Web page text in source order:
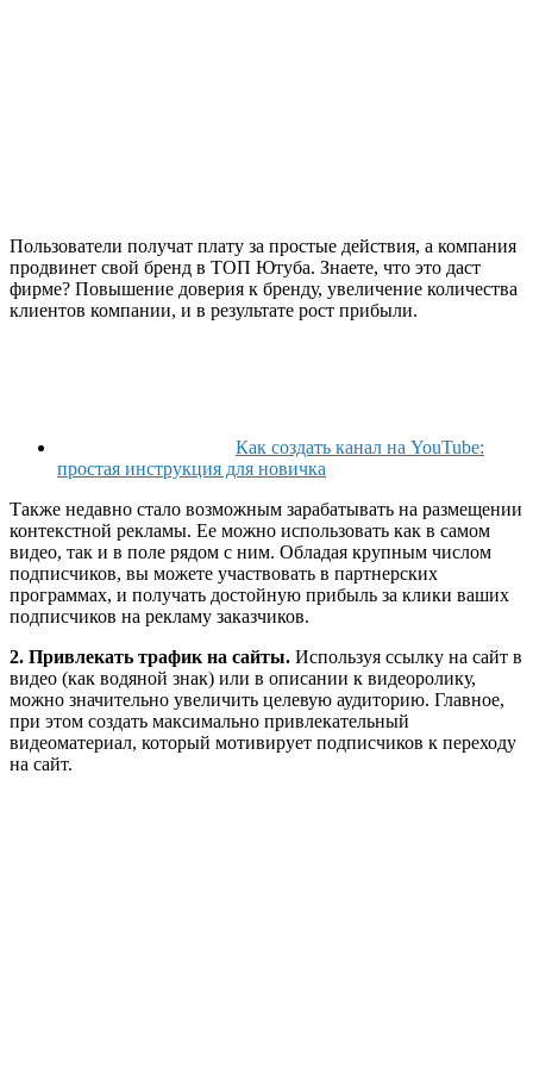
Пользователи получат плату за простые действия, а компания
продвинет свой бренд в ТОП Ютуба. Знаете, что это даст
фирме? Повышение доверия к бренду, увеличение количества
клиентов компании, и в результате рост прибыли.
Как создать канал на YouTube:
простая инструкция для новичка
Также недавно стало возможным зарабатывать на размещении
контекстной рекламы. Ее можно использовать как в самом
видео, так и в поле рядом с ним. Обладая крупным числом
подписчиков, вы можете участвовать в партнерских
программах, и получать достойную прибыль за клики ваших
подписчиков на рекламу заказчиков.
2. Привлекать трафик на сайты. Используя ссылку на сайт в
видео (как водяной знак) или в описании к видеоролику,
можно значительно увеличить целевую аудиторию. Главное,
при этом создать максимально привлекательный
видеоматериал, который мотивирует подписчиков к переходу
на сайт.